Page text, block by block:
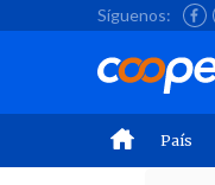
Síguenos:
País